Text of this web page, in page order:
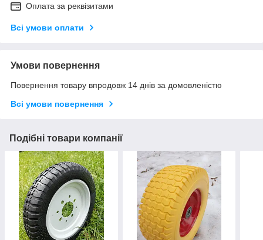
Оплата за реквізитами
Всі умови оплати
Умови повернення
Повернення товару впродовж 14 днів за домовленістю
Всі умови повернення
Подібні товари компанії